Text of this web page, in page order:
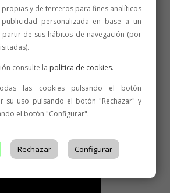
y de terceros para fines analíticos
personalizada en base a un
de sus hábitos de navegación (por
consulte la política de cookies.
las cookies pulsando el botón
su uso pulsando el botón "Rechazar" y
el botón "Configurar".
Rechazar Configurar